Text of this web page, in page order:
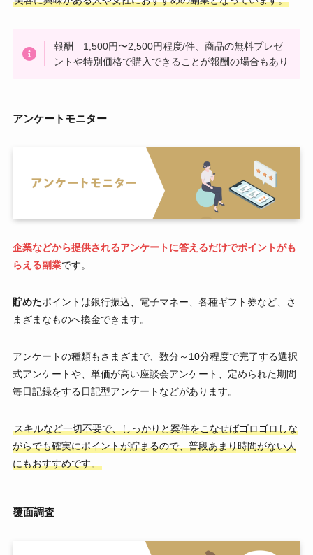
報酬 1,500円〜2,500円程度/件、商品の無料プレゼ
ントや特別価格で購入できることが報酬の場合もあり
アンケートモニター
企業などから提供されるアンケートに答えるだけでポイントがも
らえる副業です。
貯めたポイントは銀行振込、電子マネー、各種ギフト券など、さ
まざまなものへ換金できます。
アンケートの種類もさまざまで、数分～10分程度で完了する選択
式アンケートや、単価が高い座談会アンケート、定められた期間
毎日記録をする日記型アンケートなどがあります。
スキルなど一切不要で、しっかりと案件をこなせばゴロゴロしな
がらでも確実にポイントが貯まるので、普段あまり時間がない人
にもおすすめです。
覆面調査